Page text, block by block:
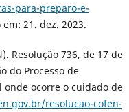
para-preparo-e-
em: 21. dez. 2023.
Resolução 736, de 17 de
do Processo de
onde ocorre o cuidado de
resolucao-cofen-